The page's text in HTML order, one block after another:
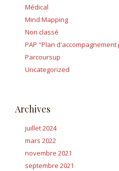
Médical
Mind Mapping
Non classé
PAP "Plan
Parcoursup
Uncategorized
Archives
juillet 2024
mars 2022
novembre 2021
septembre 2021